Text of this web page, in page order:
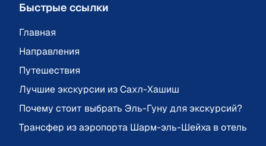
Быстрые ссылки
Главная
Направления
Путешествия
Лучшие экскурсии из Сахл-Хашиш
Почему стоит выбрать Эль-Гуну для экскурсий?
Трансфер из аэропорта Шарм-эль-Шейха в отель